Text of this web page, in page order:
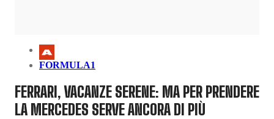
FORMULA1
FERRARI, VACANZE SERENE: MA PER PRENDERE
LA MERCEDES SERVE ANCORA DI PIÙ